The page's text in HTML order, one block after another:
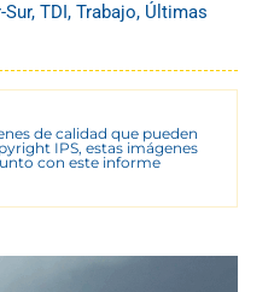
Sur, TDI , Trabajo, Últimas
de calidad que pueden
IPS, estas imágenes
con este informe